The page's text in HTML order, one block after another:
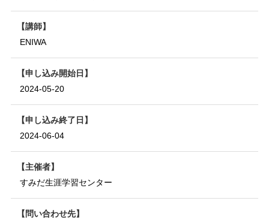
講師
ENIWA
申し込み開始日
2024-05-20
申し込み終了日
2024-06-04
主催者
すみだ生涯学習センター
問い合わせ先